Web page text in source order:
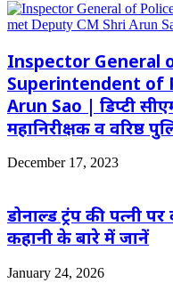
Inspector General
Superintendent of
Arun Sao | डिप्टी
महानिरीक्षक व वरिष्ठ
December 17, 2023
डोनाल्ड ट्रंप की पत्नी
कहानी के बारे में जानें
January 24, 2026